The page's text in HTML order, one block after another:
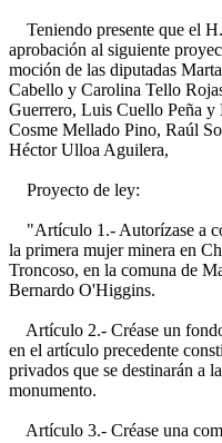
Teniendo presente que el
aprobación al siguiente
moción de las diputadas
Cabello y Carolina Tello
Guerrero, Luis Cuello Peña
Cosme Mellado Pino, Raúl
Héctor Ulloa Aguilera,
Proyecto de ley:
"Artículo 1.- Autorízase a
la primera mujer minera en
Troncoso, en la comuna de
Bernardo O'Higgins.
Artículo 2.- Créase un
en el artículo precedente
privados que se destinarán a
monumento.
Artículo 3.- Créase una